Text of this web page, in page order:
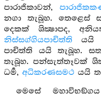
පාරාජිකාවන්,
නගා තැබූහ. තෙළෙස්
දෙකක් ශික්‍ෂාපද,
නිස්සග්ගියපාචිත්ති යයි
පාචිත්ති යයි තැබූහ.
තැබූහ. පන්සැත්තෑවක්
ධර්‍ම, අධිකරණසමථ යයි
මෙසේ